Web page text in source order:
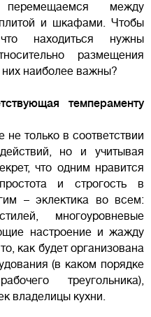
перемещаемся между
и шкафами. Чтобы
находиться нужны
размещения
наиболее важны?
темпераменту
только в соответствии
но и учитывая
что одним нравится
и строгость в
– эклектика во всем:
многоуровневые
настроение и жажду
как будет организована
(в каком порядке
треугольника),
владелицы кухни.